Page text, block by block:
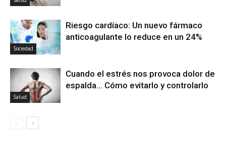
Sociedad
Riesgo cardíaco: Un nuevo fármaco
anticoagulante lo reduce en un 24%
Salud
Cuando el estrés nos provoca dolor de
espalda… Cómo evitarlo y controlarlo